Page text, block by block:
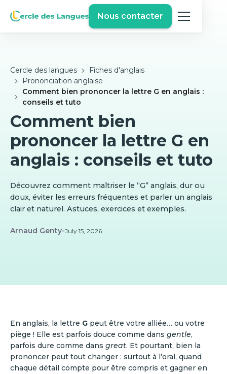
Nous contacter
Cercle des langues
Fiches d'anglais
Prononciation anglaise
Comment bien prononcer la lettre G en anglais :
conseils et tuto
Comment bien
prononcer la lettre G en
anglais : conseils et tuto
Découvrez comment maîtriser le “G” anglais, dur ou
doux, éviter les erreurs fréquentes et parler un anglais
clair et naturel. Astuces, exercices et exemples.
Arnaud Genty-July 15, 2026
En anglais, la lettre G peut être votre alliée… ou votre
piège ! Elle est parfois douce comme dans gentle,
parfois dure comme dans great. Et pourtant, bien la
prononcer peut tout changer : surtout à l’oral, quand
chaque détail compte pour être compris et gagner en